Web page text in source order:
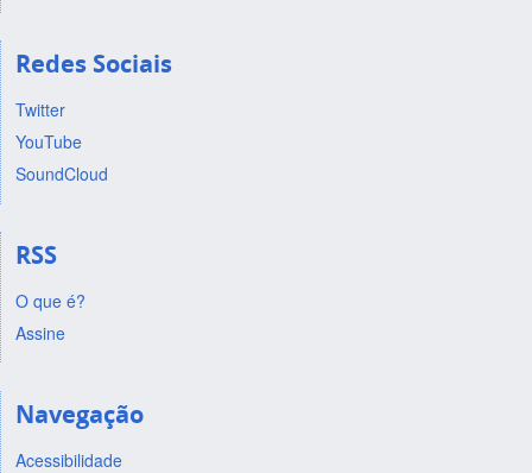
Redes Sociais
Twitter
YouTube
SoundCloud
RSS
O que é?
Assine
Navegação
Acessibilidade